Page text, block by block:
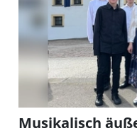
Musikalisch